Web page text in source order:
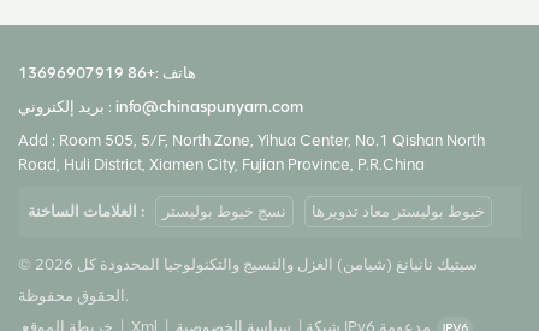
هاتف :+86 13696907919
بريد إلكتروني : info@chinaspunyarn.com
Add : Room 505, 5/F, North Zone, Yihua Center, No.1 Qishan North
Road, Huli District, Xiamen City, Fujian Province, P.R.China
العلامات الساخنة : نسج خيوط بوليستر خيوط بوليستر معاد تدويرها
© 2026 سيتيك نانيانغ (شيامن) الغزل والنسيج والتكنولوجيا المحدودة كل
الحقوق محفوظة.
خريطة الموقع
Xml سياسة الخصوصية شبكة IPv6 مدعومة